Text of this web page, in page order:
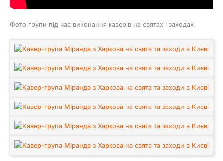
Фото групи під час виконання каверів на святах і заходах